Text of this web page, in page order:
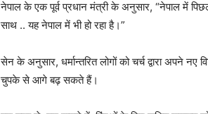
नेपाल के एक पूर्व प्रधान मंत्री के अनुसार, “नेपाल में
साथ .. यह नेपाल में भी हो रहा है।”
सेन के अनुसार, धर्मान्तरित लोगों को चर्च द्वारा अपने नए
चुपके से आगे बढ़ सकते हैं।